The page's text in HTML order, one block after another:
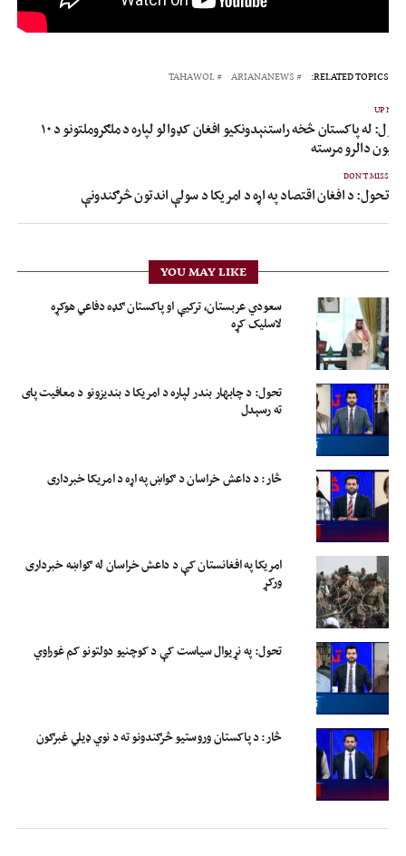
RELATED TOPICS:
ARIANANEWS
TAHAWOL
UP
تحول: له پاکستان څخه راستنېدونکیو افغان کډوالو لپاره د ملګروملتونو د ۱۰
دالرو مرسته
DON'T MISS
تحول: د افغان اقتصاد په اړه د امریکا د سولې اند‌تون څرګندونې
YOU MAY LIKE
سعودي عربستان، ترکیې او پاکستان ګډه دفاعي هوکړه
لاسلیک کړه
تحول: د چابهار بندر لپاره د امریکا د بندیزونو د معافیت پای
ته رسېدل
څار: د داعش خراسان د ګواښ په اړه د امریکا خبرداری
امریکا په افغانستان کې د داعش خراسان له ګواښه خبرداری
ورکړ
تحول: په نړیوال سیاست کې د کوچنیو دولتونو کم غوراوي
څار: د پاکستان وروستیو څرګندونو ته د نوي ډیلي غبرګون